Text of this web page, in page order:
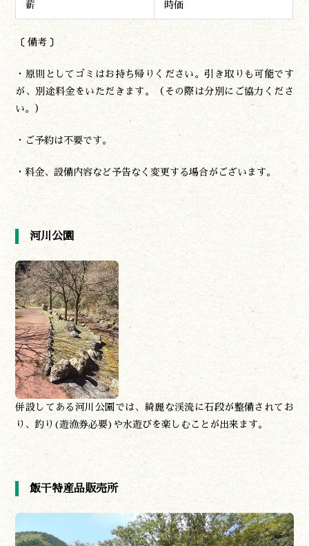
薪 時価
〔 備考 〕
・原則としてゴミはお持ち帰りください。引き取りも可能です
が、別途料金をいただきます。（その際は分別にご協力くださ
い。）
・ご予約は不要です。
・料金、設備内容など予告なく変更する場合がございます。
河川公園
併設してある河川公園では、綺麗な渓流に石段が整備されてお
り、釣り(遊漁券必要)や水遊びを楽しむことが出来ます。
飯干特産品販売所